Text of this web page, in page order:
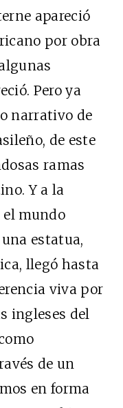
apareció
por obra
Pero ya
narrativo de
de este
ramas
Y a la
el mundo
estatua,
llegó hasta
viva por
ingleses del
de un
en forma